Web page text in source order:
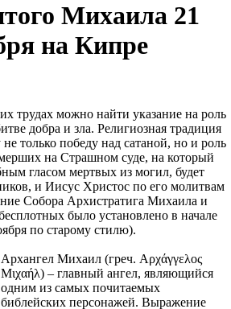
Михаила 21
на Кипре
трудах можно найти указание на роль
добра и зла. Религиозная традиция
только победу над сатаной, но и роль
на Страшном суде, на который
гласом мертвых из могил, будет
и Иисус Христос по его молитвам
Собора Архистратига Михаила и
было установлено в начале
по старому стилю).
Архангел Михаил (греч. Αρχάγγελος
Μιχαήλ) – главный ангел, являющийся
одним из самых почитаемых
библейских персонажей. Выражение